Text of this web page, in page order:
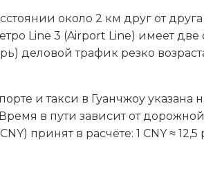
около 2 км друг от
Line 3 (Airport Line) имеет
деловой трафик резко
и такси в Гуанчжоу указана
в пути зависит от
принят в расчёте: 1 CNY ≈